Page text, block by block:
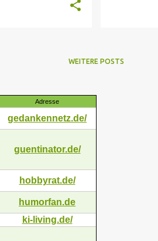
WEITERE POSTS
Adresse
gedankennetz.de/
guentinator.de/
hobbyrat.de/
humorfan.de
ki-living.de/